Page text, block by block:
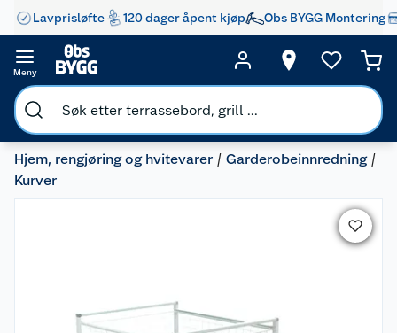
Lavprisløfte 120 dager åpent kjøp Obs BYGG Montering
Meny
Hjem, rengjøring og hvitevarer
Garderobeinnredning
Kurver